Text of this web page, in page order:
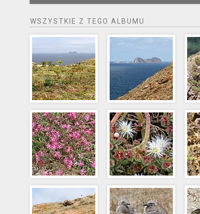
WSZYSTKIE Z TEGO ALBUMU